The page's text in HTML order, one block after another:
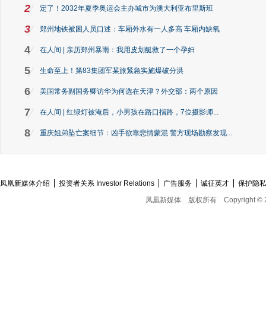
2 定了！2032年夏季奥运会主办城市为澳大利亚布里斯班
3 郑州地铁被困人员口述：车厢外水有一人多高 车厢内缺氧
4 在人间 | 亲历郑州暴雨：我用皮划艇救了一个孕妇
5 生命至上！第83集团军某旅紧急实施爆破分洪
6 美国常务副国务卿访华为何选在天津？外交部：两个原因
7 在人间 | 红绿灯被淹后，小男孩在路口指路，7位摄影师...
8 重庆姐弟坠亡案细节：凶手欲靠悲情蒙混 警方现场勘察发现...
凤凰新媒体介绍 投资者关系 Investor Relations 广告服务 诚征英才
保护隐
凤凰新媒体
版权所有 Copyright ©